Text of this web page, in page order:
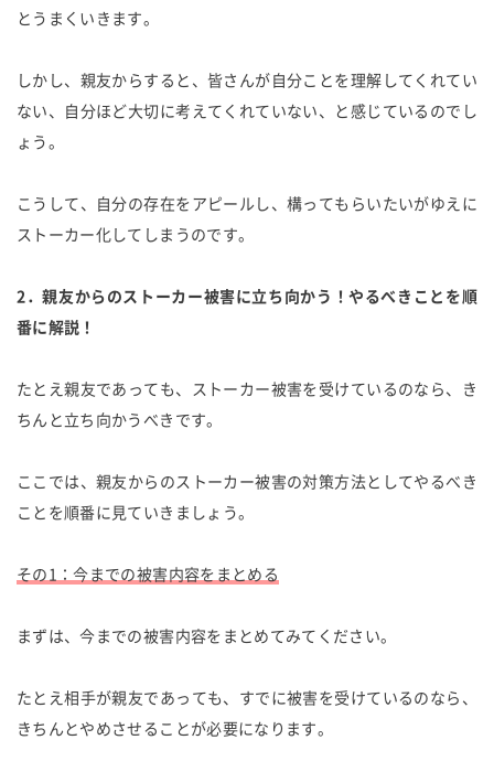
とうまくいきます。
しかし、親友からすると、皆さんが自分ことを理解してくれてい
ない、自分ほど大切に考えてくれていない、と感じているのでし
ょう。
こうして、自分の存在をアピールし、構ってもらいたいがゆえに
ストーカー化してしまうのです。
2．親友からのストーカー被害に立ち向かう！やるべきことを順
番に解説！
たとえ親友であっても、ストーカー被害を受けているのなら、き
ちんと立ち向かうべきです。
ここでは、親友からのストーカー被害の対策方法としてやるべき
ことを順番に見ていきましょう。
その1：今までの被害内容をまとめる
まずは、今までの被害内容をまとめてみてください。
たとえ相手が親友であっても、すでに被害を受けているのなら、
きちんとやめさせることが必要になります。